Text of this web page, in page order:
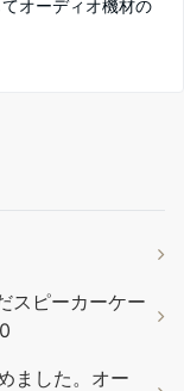
オーディオ機材の
スピーカーケー
ました。オー